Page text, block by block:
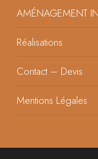
AMÉNAGEMENT
Réalisations
Contact – Devis
Mentions Légales